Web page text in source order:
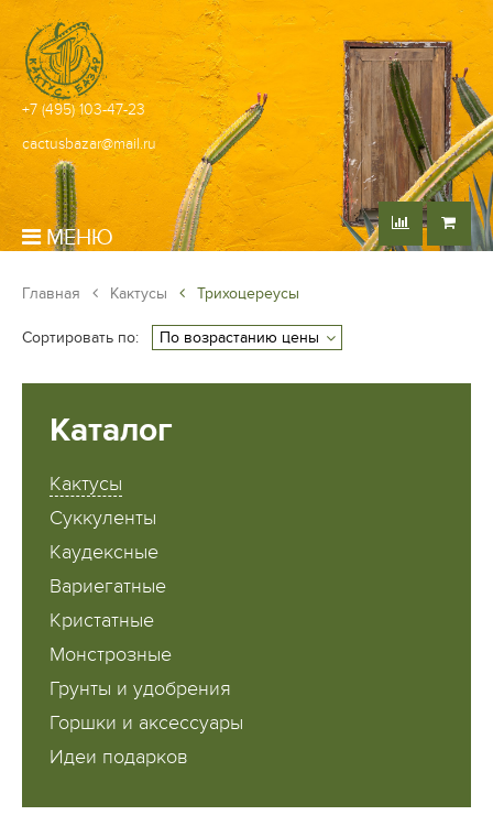
+7 (495) 103-47-23
cactusbazar@mail.ru
МЕНЮ
Главная Кактусы Трихоцереусы
Сортировать по:
Каталог
Кактусы
Суккуленты
Каудексные
Вариегатные
Кристатные
Монстрозные
Грунты и удобрения
Горшки и аксессуары
Идеи подарков